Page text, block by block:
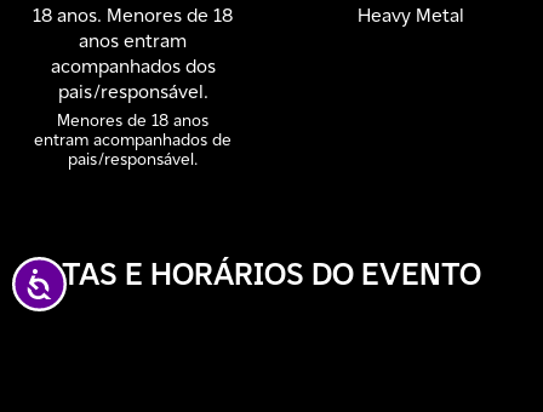
Acessibilidade
18 anos. Menores de 18
anos entram
acompanhados dos
pais/responsável.
Menores de 18 anos
entram acompanhados de
pais/responsável.
Heavy Metal
DATAS E HORÁRIOS DO EVENTO